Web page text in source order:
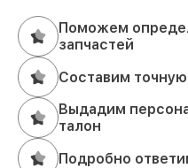
Поможем
запчастей
Составим
Выдадим
талон
Подробно